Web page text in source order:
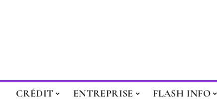
CRÉDIT ENTREPRISE FLASH INFO